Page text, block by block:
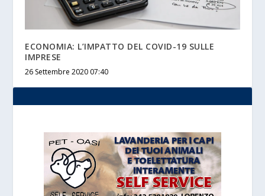
ECONOMIA: L’IMPATTO DEL COVID-19 SULLE
IMPRESE
26 Settembre 2020 07:40